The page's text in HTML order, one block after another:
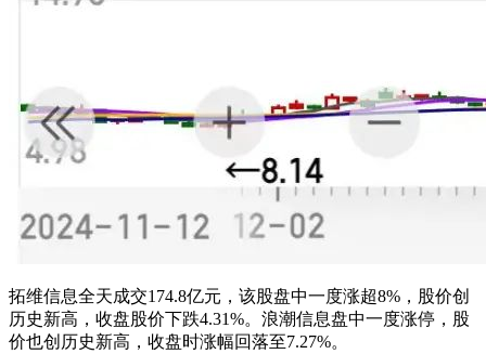
拓维信息全天成交174.8亿元，该股盘中一度涨超8%，股价创
历史新高，收盘股价下跌4.31%。浪潮信息盘中一度涨停，股
价也创历史新高，收盘时涨幅回落至7.27%。